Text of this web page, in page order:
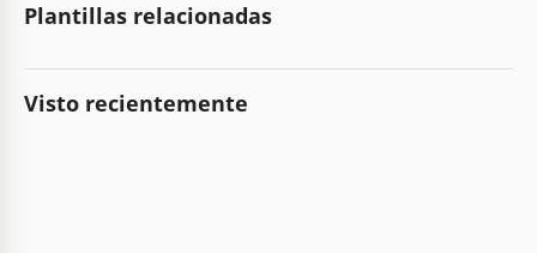
Plantillas relacionadas
Visto recientemente